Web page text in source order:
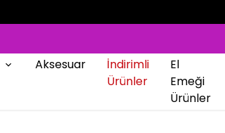
Aksesuar
İndirimli
Ürünler
El
Emeği
Ürünler